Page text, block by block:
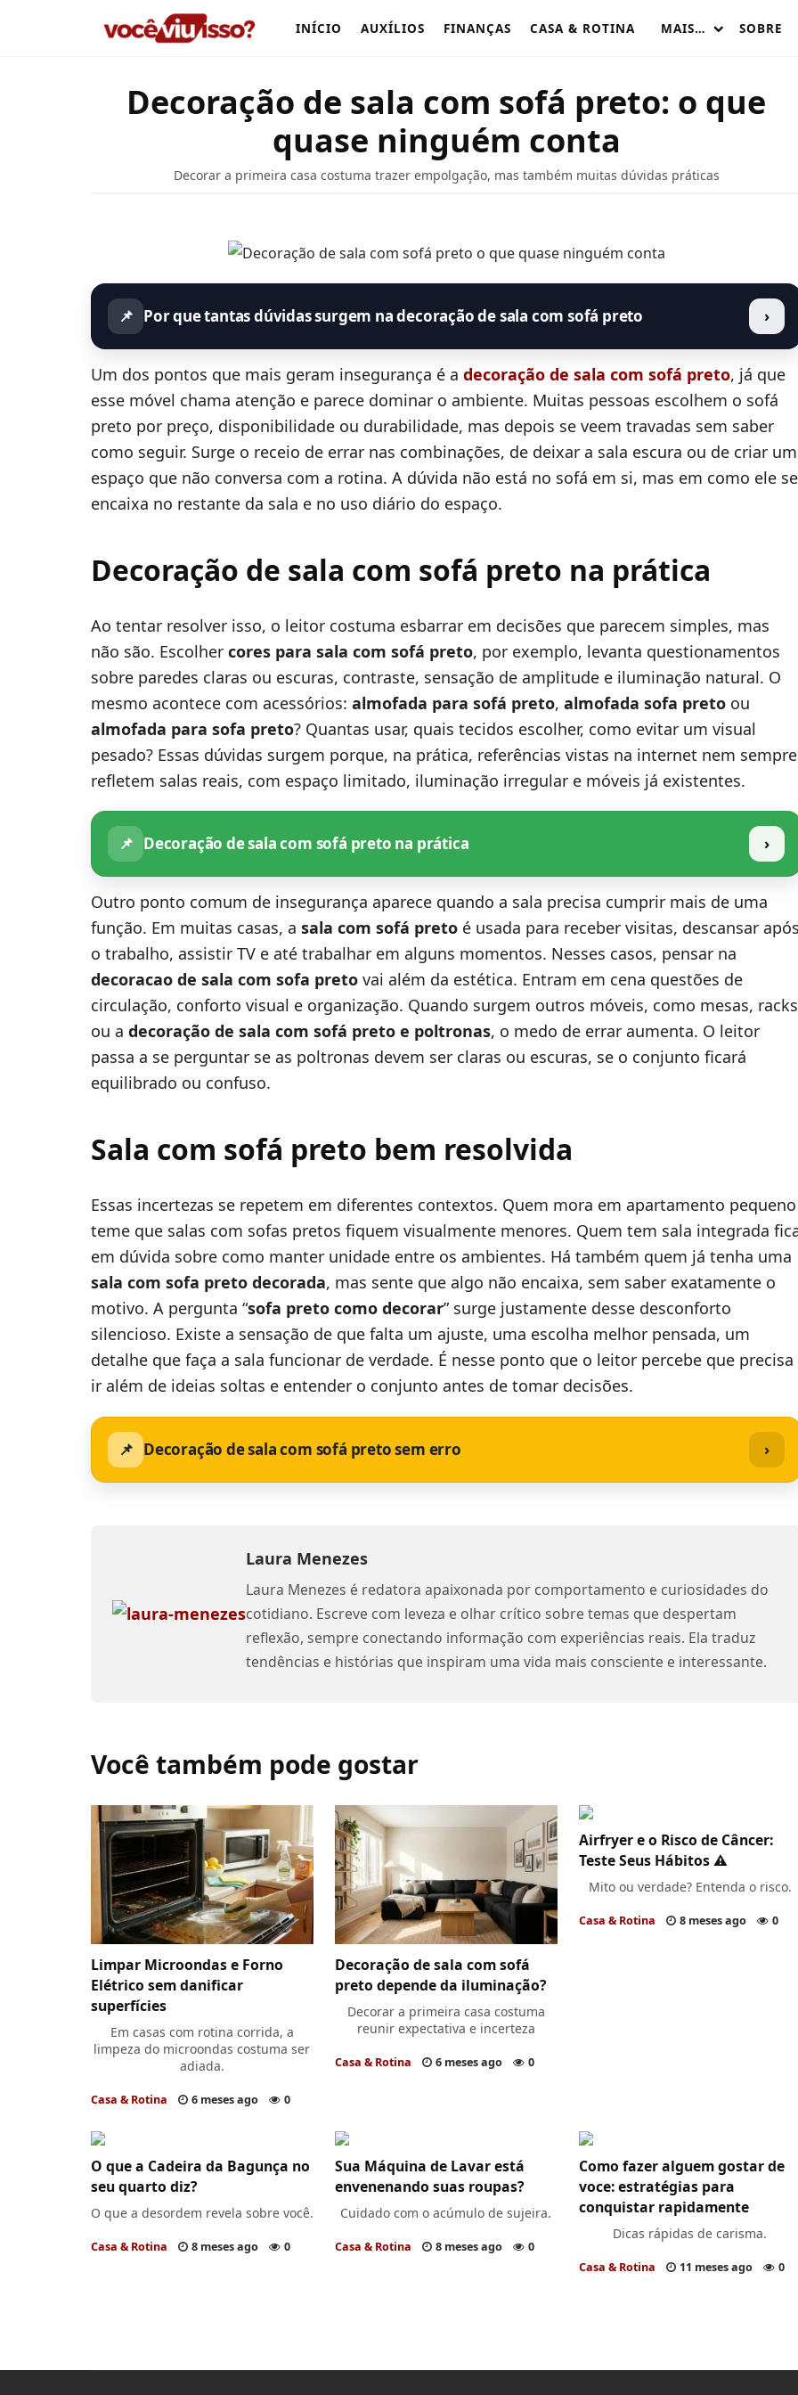
INÍCIO AUXÍLIOS FINANÇAS CASA & ROTINA MAIS… SOBRE
Decoração de sala com sofá preto: o que
quase ninguém conta
Decorar a primeira casa costuma trazer empolgação, mas também muitas dúvidas práticas
📌 Por que tantas dúvidas surgem na decoração de sala com sofá preto ›
Um dos pontos que mais geram insegurança é a decoração de sala com sofá preto, já que
esse móvel chama atenção e parece dominar o ambiente. Muitas pessoas escolhem o sofá
preto por preço, disponibilidade ou durabilidade, mas depois se veem travadas sem saber
como seguir. Surge o receio de errar nas combinações, de deixar a sala escura ou de criar um
espaço que não conversa com a rotina. A dúvida não está no sofá em si, mas em como ele se
encaixa no restante da sala e no uso diário do espaço.
Decoração de sala com sofá preto na prática
Ao tentar resolver isso, o leitor costuma esbarrar em decisões que parecem simples, mas
não são. Escolher cores para sala com sofá preto, por exemplo, levanta questionamentos
sobre paredes claras ou escuras, contraste, sensação de amplitude e iluminação natural. O
mesmo acontece com acessórios: almofada para sofá preto, almofada sofa preto ou
almofada para sofa preto? Quantas usar, quais tecidos escolher, como evitar um visual
pesado? Essas dúvidas surgem porque, na prática, referências vistas na internet nem sempre
refletem salas reais, com espaço limitado, iluminação irregular e móveis já existentes.
📌 Decoração de sala com sofá preto na prática ›
Outro ponto comum de insegurança aparece quando a sala precisa cumprir mais de uma
função. Em muitas casas, a sala com sofá preto é usada para receber visitas, descansar
o trabalho, assistir TV e até trabalhar em alguns momentos. Nesses casos, pensar na
decoracao de sala com sofa preto vai além da estética. Entram em cena questões de
circulação, conforto visual e organização. Quando surgem outros móveis, como mesas, racks
ou a decoração de sala com sofá preto e poltronas, o medo de errar aumenta. O leitor
passa a se perguntar se as poltronas devem ser claras ou escuras, se o conjunto ficará
equilibrado ou confuso.
Sala com sofá preto bem resolvida
Essas incertezas se repetem em diferentes contextos. Quem mora em apartamento pequeno
teme que salas com sofas pretos fiquem visualmente menores. Quem tem sala integrada
em dúvida sobre como manter unidade entre os ambientes. Há também quem já tenha uma
sala com sofa preto decorada, mas sente que algo não encaixa, sem saber exatamente o
motivo. A pergunta “sofa preto como decorar” surge justamente desse desconforto
silencioso. Existe a sensação de que falta um ajuste, uma escolha melhor pensada, um
detalhe que faça a sala funcionar de verdade. É nesse ponto que o leitor percebe que precisa
ir além de ideias soltas e entender o conjunto antes de tomar decisões.
📌 Decoração de sala com sofá preto sem erro ›
Laura Menezes
Laura Menezes é redatora apaixonada por comportamento e curiosidades do
cotidiano. Escreve com leveza e olhar crítico sobre temas que despertam
reflexão, sempre conectando informação com experiências reais. Ela traduz
tendências e histórias que inspiram uma vida mais consciente e interessante.
Limpar Microondas e Forno
Elétrico sem danificar
superfícies
Em casas com rotina corrida, a
limpeza do microondas costuma ser
adiada.
Casa & Rotina 6 meses ago 0
Decoração de sala com sofá
preto depende da iluminação?
Decorar a primeira casa costuma
reunir expectativa e incerteza
Casa & Rotina 6 meses ago 0
Airfryer e o Risco de Câncer:
Teste Seus Hábitos ⚠️
Mito ou verdade? Entenda o risco.
Casa & Rotina 8 meses ago 0
O que a Cadeira da Bagunça no
seu quarto diz?
O que a desordem revela sobre você.
Casa & Rotina 8 meses ago 0
Sua Máquina de Lavar está
envenenando suas roupas?
Cuidado com o acúmulo de sujeira.
Casa & Rotina 8 meses ago 0
Como fazer alguem gostar de
voce: estratégias para
conquistar rapidamente
Dicas rápidas de carisma.
Casa & Rotina 11 meses ago 0